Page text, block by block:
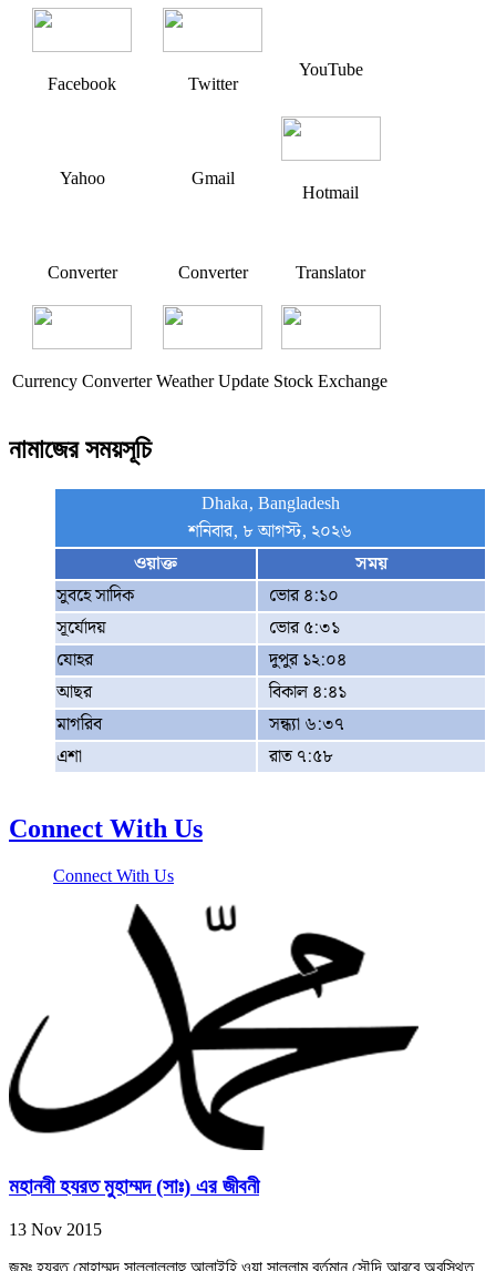
Facebook Twitter
YouTube
Yahoo Gmail
Hotmail
Converter Converter Translator
Currency Converter Weather Update Stock Exchange
নামাজের সময়সূচি
Dhaka, Bangladesh
শনিবার, ৮ আগস্ট, ২০২৬
ওয়াক্ত
সময়
সুবহে সাদিক
ভোর ৪:১০
সূর্যোদয়
ভোর ৫:৩১
যোহর
দুপুর ১২:০৪
আছর
বিকাল ৪:৪১
মাগরিব
সন্ধ্যা ৬:৩৭
এশা
রাত ৭:৫৮
Connect With Us
Connect With Us
মহানবী হযরত মুহাম্মদ (সাঃ) এর জীবনী
13 Nov 2015